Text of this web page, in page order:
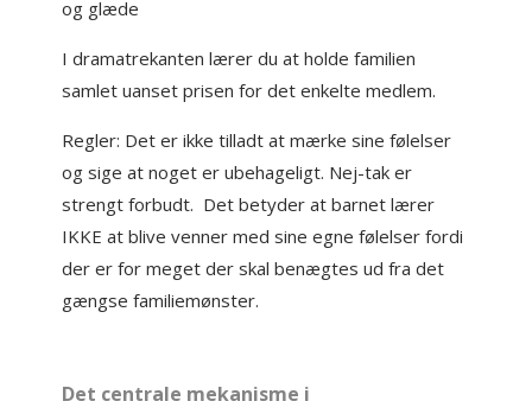
og glæde
I dramatrekanten lærer du at holde familien
samlet uanset prisen for det enkelte medlem.
Regler: Det er ikke tilladt at mærke sine følelser
og sige at noget er ubehageligt. Nej-tak er
strengt forbudt. Det betyder at barnet lærer
IKKE at blive venner med sine egne følelser fordi
der er for meget der skal benægtes ud fra det
gængse familiemønster.
Det centrale mekanisme i